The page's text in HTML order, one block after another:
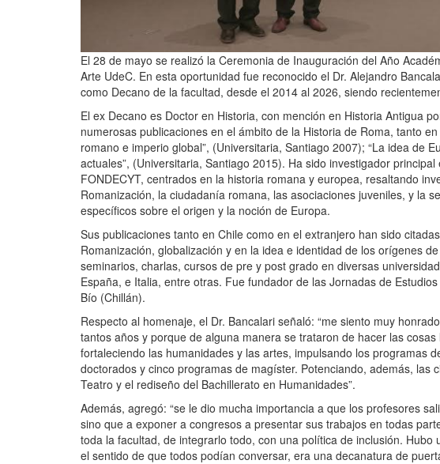
El 28 de mayo se realizó la Ceremonia de Inauguración del Año
Arte UdeC. En esta oportunidad fue reconocido el Dr. Alejandro
como Decano de la facultad, desde el 2014 al 2026, siendo
El ex Decano es Doctor en Historia, con mención en Historia Antigua
numerosas publicaciones en el ámbito de la Historia de Roma, tanto
romano e imperio global”, (Universitaria, Santiago 2007); “La idea de
actuales”, (Universitaria, Santiago 2015). Ha sido investigador
FONDECYT, centrados en la historia romana y europea, resaltando
Romanización, la ciudadanía romana, las asociaciones juveniles, y la
específicos sobre el origen y la noción de Europa.
Sus publicaciones tanto en Chile como en el extranjero han sido
Romanización, globalización y en la idea e identidad de los orígenes
seminarios, charlas, cursos de pre y post grado en diversas
España, e Italia, entre otras. Fue fundador de las Jornadas de
Bío (Chillán).
Respecto al homenaje, el Dr. Bancalari señaló: “me siento muy
tantos años y porque de alguna manera se trataron de hacer las
fortaleciendo las humanidades y las artes, impulsando los programas
doctorados y cinco programas de magíster. Potenciando, además, las
Teatro y el rediseño del Bachillerato en Humanidades”.
Además, agregó: “se le dio mucha importancia a que los profesores
sino que a exponer a congresos a presentar sus trabajos en todas
toda la facultad, de integrarlo todo, con una política de inclusión.
el sentido de que todos podían conversar, era una decanatura de